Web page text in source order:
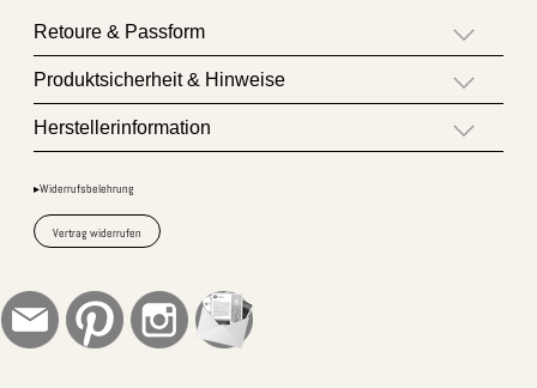
Retoure & Passform
Produktsicherheit & Hinweise
Herstellerinformation
▸Widerrufsbelehrung
Vertrag widerrufen